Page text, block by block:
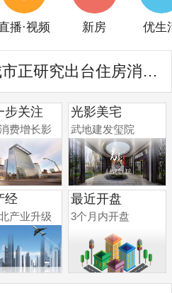
播·视频 新房 优生
多个热点城市正研究出台住房消费提振举措
新 将打造沉浸公园等3...
步关注
费增长影
经
产业升级
光影美宅
武地建发玺院
最近开盘
3个月内开盘